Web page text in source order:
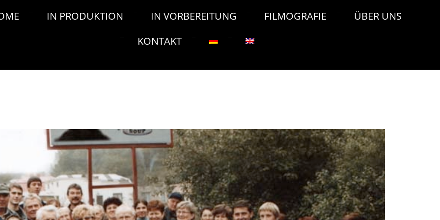
IN PRODUKTION IN VORBEREITUNG FILMOGRAFIE
ÜBER UNS
KONTAKT